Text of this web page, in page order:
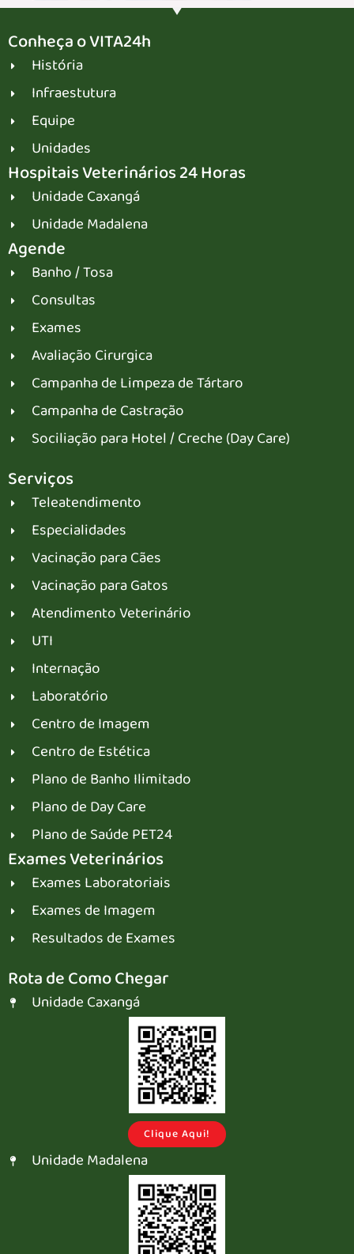
Conheça o VITA24h
História
Infraestutura
Equipe
Unidades
Hospitais Veterinários 24 Horas
Unidade Caxangá
Unidade Madalena
Agende
Banho / Tosa
Consultas
Exames
Avaliação Cirurgica
Campanha de Limpeza de Tártaro
Campanha de Castração
Sociliação para Hotel / Creche (Day Care)
Serviços
Teleatendimento
Especialidades
Vacinação para Cães
Vacinação para Gatos
Atendimento Veterinário
UTI
Internação
Laboratório
Centro de Imagem
Centro de Estética
Plano de Banho Ilimitado
Plano de Day Care
Plano de Saúde PET24
Exames Veterinários
Exames Laboratoriais
Exames de Imagem
Resultados de Exames
Rota de Como Chegar
Unidade Caxangá
Clique Aqui!
Unidade Madalena